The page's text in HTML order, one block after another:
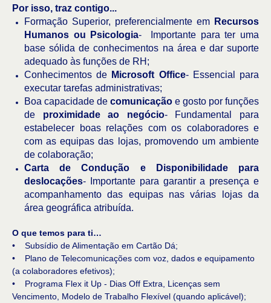
Por isso, traz contigo...
Formação Superior, preferencialmente em Recursos
Humanos ou Psicologia- Importante para ter uma
base sólida de conhecimentos na área e dar suporte
adequado às funções de RH;
Conhecimentos de Microsoft Office- Essencial para
executar tarefas administrativas;
Boa capacidade de comunicação e gosto por funções
de proximidade ao negócio- Fundamental para
estabelecer boas relações com os colaboradores e
com as equipas das lojas, promovendo um ambiente
de colaboração;
Carta de Condução e Disponibilidade para
deslocações- Importante para garantir a presença e
acompanhamento das equipas nas várias lojas da
área geográfica atribuída.
O que temos para ti…
• Subsídio de Alimentação em Cartão Dá;
• Plano de Telecomunicações com voz, dados e equipamento
(a colaboradores efetivos);
• Programa Flex it Up - Dias Off Extra, Licenças sem
Vencimento, Modelo de Trabalho Flexível (quando aplicável);